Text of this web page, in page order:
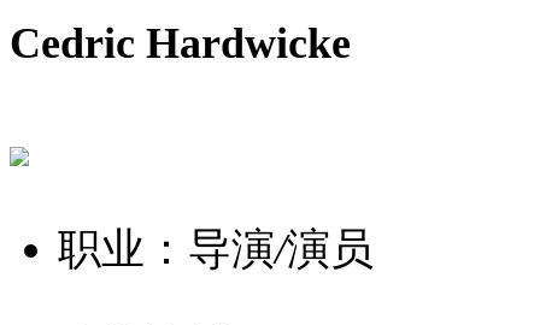
Cedric Hardwicke
职业：导演/演员